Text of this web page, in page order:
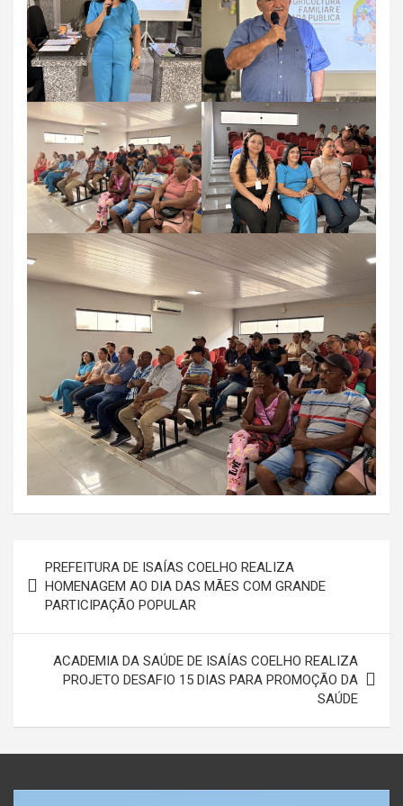
de
Post
PREFEITURA DE ISAÍAS COELHO REALIZA
HOMENAGEM AO DIA DAS MÃES COM GRANDE
PARTICIPAÇÃO POPULAR
ACADEMIA DA SAÚDE DE ISAÍAS COELHO REALIZA
PROJETO DESAFIO 15 DIAS PARA PROMOÇÃO DA
SAÚDE